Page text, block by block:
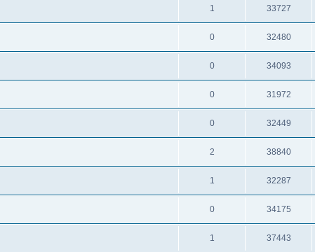
1 33727
0 32480
0 34093
0 31972
0 32449
2 38840
1 32287
0 34175
1 37443